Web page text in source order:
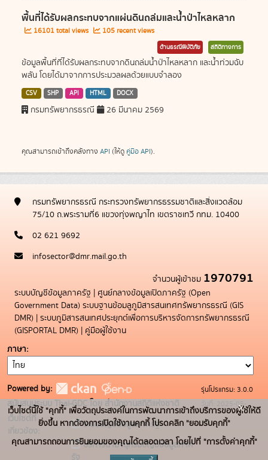
พื้นที่ได้รับผลกระทบจากแผ่นดินถล่มและน้ำป่าไหลหลาก
16101 total views 105 recent views
ด้านธรณีพิบัติภัย สถิติทางการ
ข้อมูลพื้นที่ที่ได้รับผลกระทบจากดินถล่มน้ำป่าไหลหลาก และน้ำท่วมฉับ
พลัน โดยได้มาจากการประมวลผลด้วยแบบจำลอง
CSV SHP API HTML DOCX
กรมทรัพยากรธรณี 26 มีนาคม 2569
คุณสามารถเข้าถึงคลังทาง API (ให้ดู คู่มือ API).
กรมทรัพยากรธรณี กระทรวงทรัพยากรธรรมชาติและสิ่งแวดล้อม
75/10 ถ.พระรามที่6 แขวงทุ่งพญาไท เขตราชเทวี กทม. 10400
02 621 9692
infosector@dmr.mail.go.th
จำนวนผู้เข้าชม 1970791
ระบบบัญชีข้อมูลภาครัฐ | ศูนย์กลางข้อมูลเปิดภาครัฐ (Open
Government Data) ระบบฐานข้อมลูภูมิสารสนเทศทรัพยากรธรณี (GIS
DMR) | ระบบภูมิสารสนเทศประยุกต์เพื่อการบริหารจัดการทรัพยากรธรณี
(GISPORTAL DMR) | คู่มือผู้ใช้งาน
ภาษา
Powered by:
สนับสนุนระบบ Thai-GDC โดย สำนักงานสถิติแห่งชาติ
เว็บไซต์ที่
เกี่ยวข้อง:
ระบบบัญชีข้อมูลภาครัฐ
บริการนามานุกรมบัญชีข้อมูลภาค
รัฐ
รุ่นโปรแกรม: 3.0.0
วันที่: 2025-05-
19
เว็บไซต์นี้ใช้ "คุกกี้" เพื่อวัตถุประสงค์ในการพัฒนาการเข้าถึงบริการของผู้ใช้ให้ดี
ยิ่งขึ้น หากต้องการเปิดใช้งานคุกกี้ โปรดคลิก "ยอมรับคุกกี้"
คุณสามารถถอนการยินยอมของคุณได้ตลอดเวลา โดยไปที่ "การตั้งค่าคุกกี้"
x